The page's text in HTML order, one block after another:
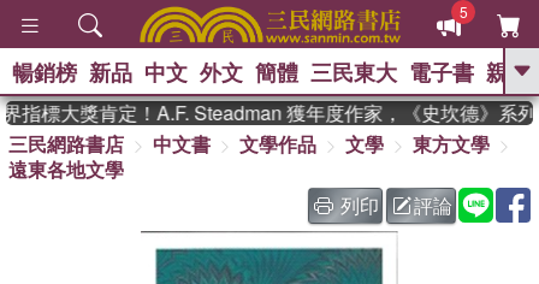
5
GO
熱搜： 東野圭吾 、 高希均教授回憶錄
史是一群喵 、 暑期推薦 、 國際布克
獎 臺灣漫遊錄 、 方念華 、 台灣的李
登輝時代 、 數學女孩：黎曼猜想
偉大的迷走神經
暢銷榜 新品 中文 外文 簡體 三民東大 電子書 親子
標大獎肯定！A.F. Steadman 獲年度作家，《史坎德》系列
三民網路書店
中文書 文學作品 文學
東方文學
遠東各地文學
列印
評論